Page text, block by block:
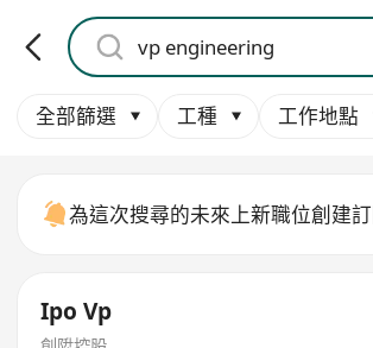
全部篩選 工種 工作地點
為這次搜尋的未來上新職位創建
Ipo Vp